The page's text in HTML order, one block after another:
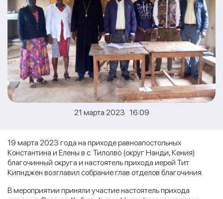
21 марта 2023 16:09
19 марта 2023 года на приходе равноапостольных
Константина и Елены в с. Тилолво (округ Нанди, Кения)
благочинный округа и настоятель прихода иерей Тит
Кипнджен возглавил собрание глав отделов благочиния.
В мероприятии приняли участие настоятель прихода